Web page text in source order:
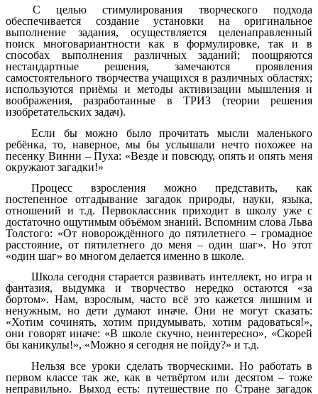
С целью стимулирования творческого подхода
обеспечивается создание установки на оригинальное
выполнение задания, осуществляется целенаправленный
поиск многовариантности как в формулировке, так и в
способах выполнения различных заданий; поощряются
нестандартные решения, замечаются проявления
самостоятельного творчества учащихся в различных областях;
используются приёмы и методы активизации мышления и
воображения, разработанные в ТРИЗ (теории решения
изобретательских задач).
Если бы можно было прочитать мысли маленького
ребёнка, то, наверное, мы бы услышали нечто похожее на
песенку Винни – Пуха: «Везде и повсюду, опять и опять меня
окружают загадки!»
Процесс взросления можно представить, как
постепенное отгадывание загадок природы, науки, языка,
отношений и т.д. Первоклассник приходит в школу уже с
достаточно ощутимым объёмом знаний. Вспомним слова Льва
Толстого: «От новорождённого до пятилетнего – громадное
расстояние, от пятилетнего до меня – один шаг». Но этот
«один шаг» во многом делается именно в школе.
Школа сегодня старается развивать интеллект, но игра и
фантазия, выдумка и творчество нередко остаются «за
бортом». Нам, взрослым, часто всё это кажется лишним и
ненужным, но дети думают иначе. Они не могут сказать:
«Хотим сочинять, хотим придумывать, хотим радоваться!»,
они говорят иначе: «В школе скучно, неинтересно», «Скорей
бы каникулы!», «Можно я сегодня не пойду?» и т.д.
Нельзя все уроки сделать творческими. Но работать в
первом классе так же, как в четвёртом или десятом – тоже
неправильно. Выход есть: путешествие по Стране загадок